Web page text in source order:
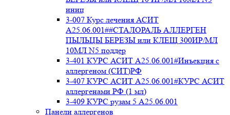
иниц
3-007 Курс лечения АСИТ
А25.06.001##СТАЛОРАЛЬ АЛЛЕРГЕН
ПЫЛЬЦЫ БЕРЕЗЫ или КЛЕЩ 300ИР/МЛ
10МЛ N5 поддер
3-401 КУРС АСИТ А25.06.001#Инъекция с
аллергеном (СИТ)РФ
3-407 КУРС АСИТ А25.06.001#КУРС АСИТ
аллергенами РФ (1 мл)
3-409 КУРС рузам 5 А25.06.001
Панели аллергенов